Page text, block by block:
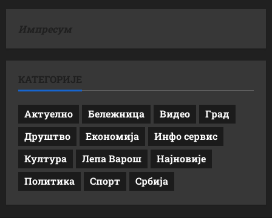
Импресум
КАТЕГОРИЈЕ
Актуелно Бележница Видео
Град
Друштво
Економија
Инфо сервис
Култура
Лепа Варош
Најновије
Политика
Спорт Србија